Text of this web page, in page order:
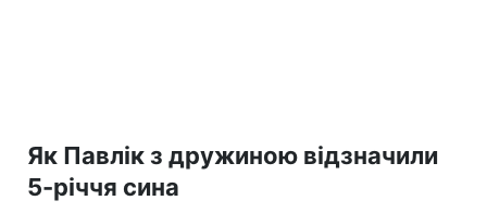
Як Павлік з дружиною відзначили
5-річчя сина